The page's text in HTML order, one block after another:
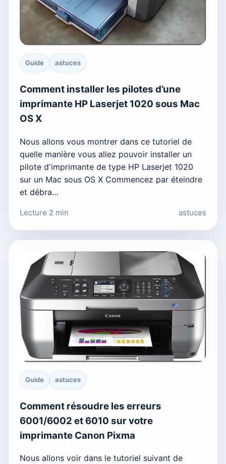
Guide astuces
Comment installer les pilotes d’une
imprimante HP Laserjet 1020 sous Mac
OS X
Nous allons vous montrer dans ce tutoriel de
quelle manière vous allez pouvoir installer un
pilote d'imprimante de type HP Laserjet 1020
sur un Mac sous OS X Commencez par éteindre
et débra…
Lecture 2 min astuces
Guide astuces
Comment résoudre les erreurs
6001/6002 et 6010 sur votre
imprimante Canon Pixma
Nous allons voir dans le tutoriel suivant de